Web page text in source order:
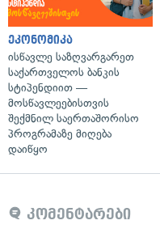
ეკონომიკა
ისწავლე საზღვარგარეთ
საქართველოს ბანკის
სტიპენდიით —
მოსწავლეებისთვის
შექმნილ საერთაშორისო
პროგრამაზე მიღება
დაიწყო
კომენტარები